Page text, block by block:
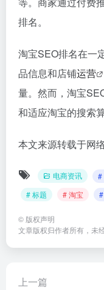
排名。
淘宝SEO排名在一
品信息和店铺运营
量。然而，淘宝
和适应淘宝的搜索
本文来源转载于网
电商资讯 #
# 标题
# 淘宝
© 版权声明
文章版权归作者所有，未
上一篇